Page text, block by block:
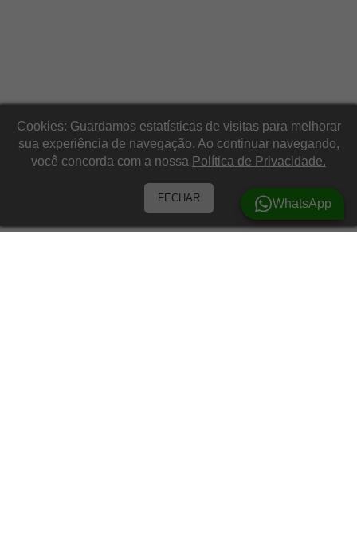
Cookies: Guardamos estatísticas de visitas para melhorar
sua experiência de navegação. Ao continuar navegando,
você concorda com a nossa Política de Privacidade.
FECHAR WhatsApp